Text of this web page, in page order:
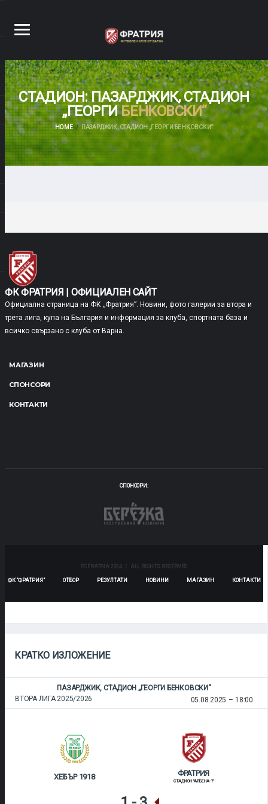
СТАДИОН: ПАЗАРДЖИК, СТАДИОН
„ГЕОРГИБЕНКОВСКИ“
HOME ПАЗАРДЖИК, СТАДИОН „ГЕОРГИ БЕНКОВСКИ“
1 3
КРАТКО ИЗЛОЖЕНИЕ
ВТОРА ЛИГА 2025/2026
ПАЗАРДЖИК, СТАДИОН „ГЕОРГИ БЕНКОВСКИ“
05.08.2025
18:00
ХЕБЪР 1918 ФРАТРИЯ
СТАДИОН "АЛБЕНА-1"
ФК ФРАТРИЯ | ОФИЦИАЛЕН САЙТ
Официална страница на ФК „Фратрия”. Новини, фото галерии за втора и
трета лига, купа на България и информация за клуба, спортната база и
всичко свързано с клуба от Варна.
МАГАЗИН
СПОНСОРИ
КОНТАКТИ
СПОНСОРИ:
FC FRATRIA 2024 | ALL RIGHTS RESERVED
ФК “ФРАТРИЯ” ОТБОР РЕЗУЛТАТИ НОВИНИ МАГАЗИН КОНТАКТИ